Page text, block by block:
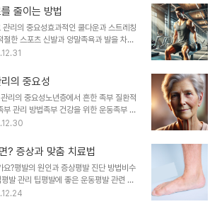
..
은 신경과 혈관이 밀집되어 있어 건강 상태
는 이 중요한 부위를 자극하여 혈액 순환을
화하는 데 도움을 줍니다. 이는 스트레스를
제공하며 숙면을 유도하는 데에도 유익
를 활용하면 집에서도 손쉽게 족부 마사지
건강을 개선합니..
줄이는 방법
리의 중요성효과적인 쿨다운과 스트레칭
절한 스포츠 신발과 양말족욕과 발을 차갑
돕는 영양 섭취스포츠 중 발 피로 예방 팁
피로와 부상을 예방하려면 적절한 회복 과
히 발은 체중을 지탱하며 운동의 모든 충격
로가 쌓이기 쉽고 관리가 중요합니다. 발
를 극대화하기 위해 발 피로 관리의 중요성
아봅니다. 스포츠 후 발 피로 관리의 중요
은 운동 중..
의 중요성
리의 중요성노년층에서 흔한 족부 질환적
부 관리 방법족부 건강을 위한 운동족부 건
의료 상담 받기노년층 족부 건강 FAQ노
한 역할을 합니다. 발은 이동성과 자율성을
강을 유지하면 삶의 질이 크게 향상될 수
한 보행을 지원하며, 만성 질환의 악화를
성 유지를 통해 전반적인 웰빙에 기여합니
중요성노년층에서 발은 단순히 걷거나 이
? 증상과 맞춤 치료법
?평발의 원인과 증상평발 진단 방법비수
발 관리 팁평발에 좋은 운동평발 관련 자
의 아치가 낮거나 없는 상태로, 발의 피로